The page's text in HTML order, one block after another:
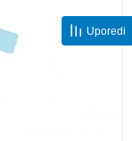
Uporedi